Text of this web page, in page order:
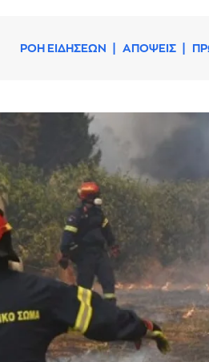
ΡΟΗ ΕΙΔΗΣΕΩΝ ΑΠΟΨΕΙΣ